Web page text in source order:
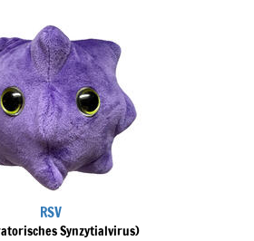
RSV
Synzytialvirus)